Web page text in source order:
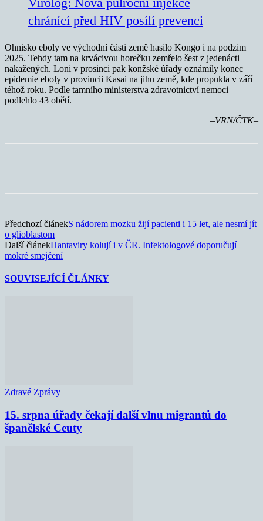
chránící před HIV posílí prevenci
Ohnisko eboly ve východní části země hasilo Kongo i na podzim
2025. Tehdy tam na krvácivou horečku zemřelo šest z jedenácti
nakažených. Loni v prosinci pak konžské úřady oznámily konec
epidemie eboly v provincii Kasai na jihu země, kde propukla v září
téhož roku. Podle tamního ministerstva zdravotnictví nemoci
podlehlo 43 obětí.
–VRN/ČTK–
Předchozí článekS nádorem mozku žijí pacienti i 15 let, ale nesmí jít
o glioblastom
Další článekHantaviry kolují i v ČR. Infektologové doporučují
mokré smejčení
SOUVISEJÍCÍ ČLÁNKY
Zdravé Zprávy
15. srpna úřady čekají další vlnu migrantů do
španělské Ceuty